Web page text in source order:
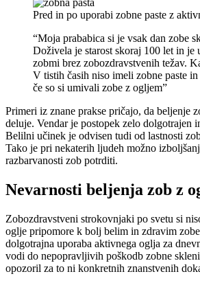
Pred in po uporabi zobne paste z
“Moja prababica si je vsak dan zobe
Doživela je starost skoraj 100 let in je
zobmi brez zobozdravstvenih težav.
V tistih časih niso imeli zobne paste
če so si umivali zobe z ogljem”
Primeri iz znane prakse pričajo, da beljenje
deluje. Vendar je postopek zelo dolgotrajen
Belilni učinek je odvisen tudi od lastnosti
Tako je pri nekaterih ljudeh možno
razbarvanosti zob potrditi.
Nevarnosti beljenja zob z
Zobozdravstveni strokovnjaki po svetu si
oglje pripomore k bolj belim in zdravim
dolgotrajna uporaba aktivnega oglja za
vodi do nepopravljivih poškodb zobne
opozoril za to ni konkretnih znanstvenih